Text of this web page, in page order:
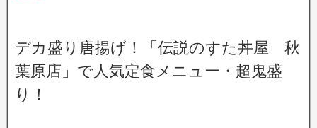
デカ盛り唐揚げ！「伝説のすた丼屋 秋
葉原店」で人気定食メニュー・超鬼盛
り！